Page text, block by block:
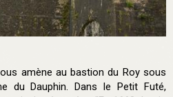
amène au bastion du Roy sous
du Dauphin. Dans le Petit Futé,